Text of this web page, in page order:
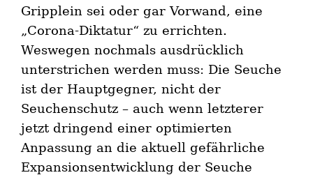
Gripplein sei oder gar Vorwand, eine
„Corona-Diktatur“ zu errichten.
Weswegen nochmals ausdrücklich
unterstrichen werden muss: Die Seuche
ist der Hauptgegner, nicht der
Seuchenschutz – auch wenn letzterer
jetzt dringend einer optimierten
Anpassung an die aktuell gefährliche
Expansionsentwicklung der Seuche